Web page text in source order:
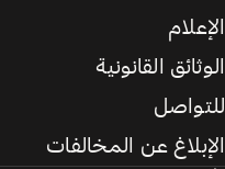
الإعلام
الوثائق القانونية
للتواصل
الإبلاغ عن المخالفات